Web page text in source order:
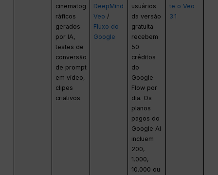
cinematog
ráficos
gerados
por IA,
testes de
conversão
de prompt
em vídeo,
clipes
criativos
DeepMind
Veo /
Fluxo do
Google
usuários
da versão
gratuita
recebem
50
créditos
do
Google
Flow por
dia. Os
planos
pagos do
Google AI
incluem
200,
1.000,
10.000 ou
te o Veo
3.1